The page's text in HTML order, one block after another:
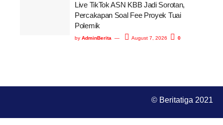
Live TikTok ASN KBB Jadi Sorotan,
Percakapan Soal Fee Proyek Tuai
Polemik
by AdminBerita August 7, 2026 0
© Beritatiga 2021